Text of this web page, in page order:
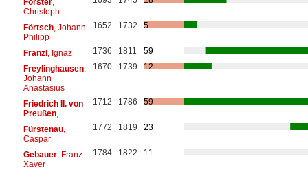
Christoph
Förtsch, Johann
Philipp
1652 1732 5
Fränzl, Ignaz 1736 1811
59
Freylinghausen,
Johann
Anastasius
1670 1739 12
Friedrich II. von
Preußen,
1712 1786 59
Fürstenau,
Caspar
1772 1819 23
Gebauer, Franz
Xaver
1784 1822 11